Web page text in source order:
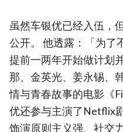
虽然车银优已经入伍，
公开。 他透露：「为了
提前一两年开始做计划
那、金英光、姜永锡、
情与青春故事的电影《
优还参与主演了Netflix
饰演原则主义强、社交